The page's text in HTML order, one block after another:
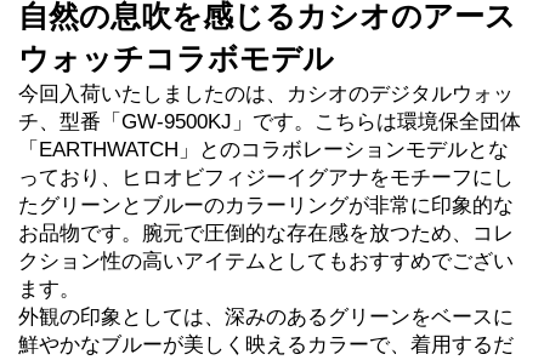
自然の息吹を感じるカシオのアース
ウォッチコラボモデル
今回入荷いたしましたのは、カシオのデジタルウォッ
チ、型番「GW-9500KJ」です。こちらは環境保全団体
「EARTHWATCH」とのコラボレーションモデルとな
っており、ヒロオビフィジーイグアナをモチーフにし
たグリーンとブルーのカラーリングが非常に印象的な
お品物です。腕元で圧倒的な存在感を放つため、コレ
クション性の高いアイテムとしてもおすすめでござい
ます。
外観の印象としては、深みのあるグリーンをベースに
鮮やかなブルーが美しく映えるカラーで、着用するだ